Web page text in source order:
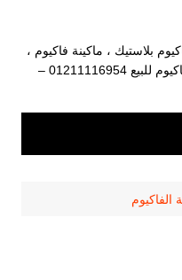
بلاستيك ، ماكينة فاكيوم ،
ماكينة فاكيوم تغليف وسحب الهواء ، فاكيوم للبيع 01211116954 –
الفاكيوم